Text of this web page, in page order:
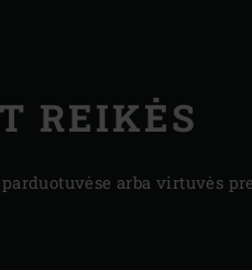
REIKĖS
arba virtuvės